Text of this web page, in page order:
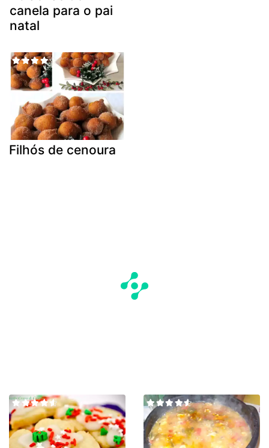
canela para o pai
natal
Filhós de cenoura